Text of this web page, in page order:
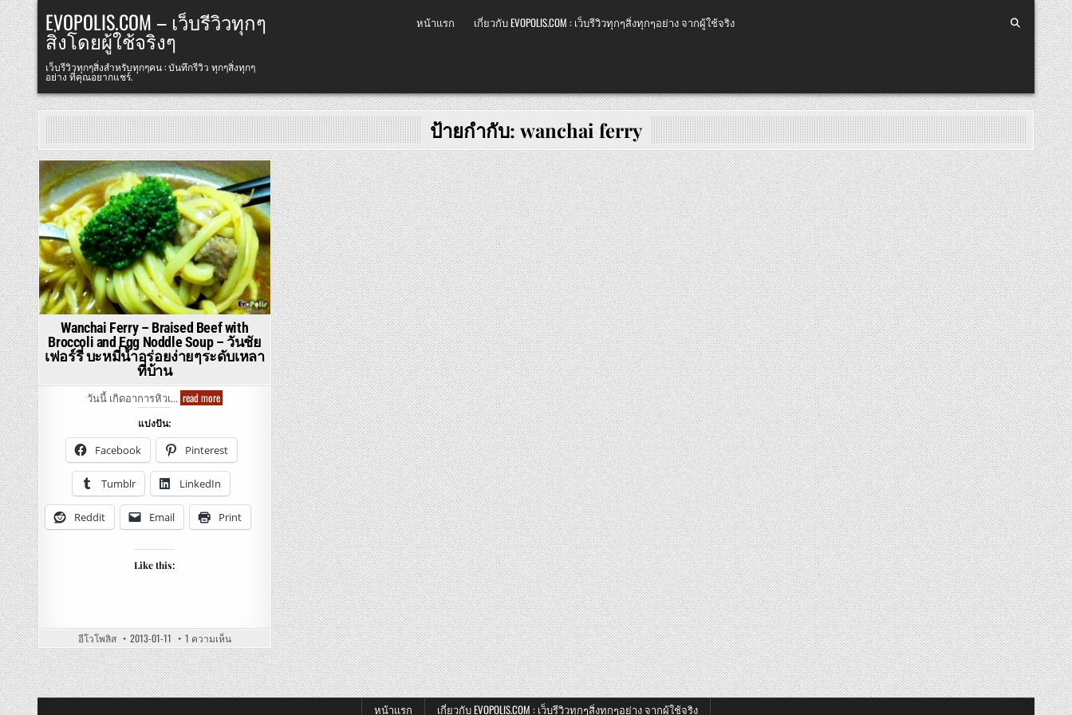
Skip
to
content
EVOPOLIS.COM – เว็บรีวิวทุกๆ
สิ่งโดยผู้ใช้จริงๆ
เว็บรีวิวทุกๆสิ่งสำหรับทุกๆคน : บันทึกรีวิว ทุกๆสิ่งทุกๆ
อย่าง ที่คุณอยากแชร์.
หน้าแรก เกี่ยวกับ EVOPOLIS.COM : เว็บรีวิวทุกๆสิ่งทุกๆอย่าง จากผู้ใช้จริง
ป้ายกำกับ: wanchai ferry
Posted
in
Wanchai Ferry – Braised Beef with
Broccoli and Egg Noddle Soup – วันชัย
เฟอร์รี่ บะหมี่น้ำอร่อยง่ายๆระดับเหลา
ที่บ้าน
วันนี้ เกิดอาการหิวเ… read moreWanchai
Ferry
Beef
with
Broccoli
and
Egg
Noddle
Soup
–
วัน
ชัย
บ้าน
แบ่งปัน:
Facebook Pinterest
Tumblr LinkedIn
Reddit Email Print
Like this:
อีโวโพลิส 2013-01-11 1 ความเห็นบน
WANCHAI
FERRY
–
BRAISED
BEEF
WITH
หน้าแรก เกี่ยวกับ EVOPOLIS.COM : เว็บรีวิวทุกๆสิ่งทุกๆอย่าง จากผู้ใช้จริง